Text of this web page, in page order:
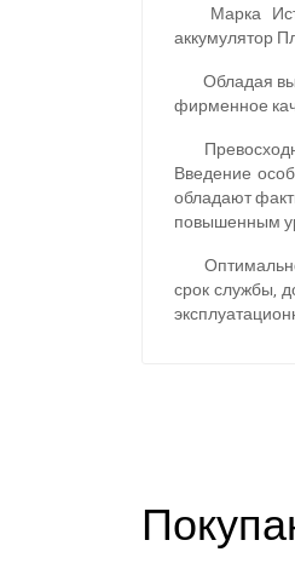
Марка
аккумулятор
Обладая
фирменное
Введение
обладают
повышенным
срок службы,